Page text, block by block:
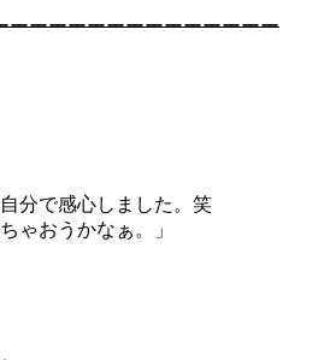
ーーーーーーーーーーーーーー
分で感心しました。笑
ゃおうかなぁ。」